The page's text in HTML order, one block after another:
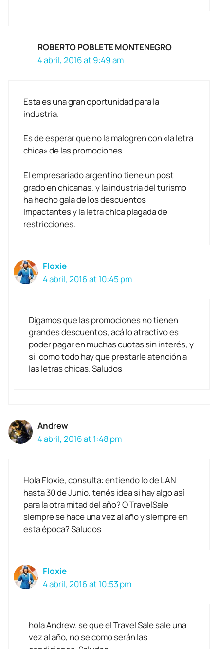
ROBERTO POBLETE MONTENEGRO
4 abril, 2016 at 9:49 am
Esta es una gran oportunidad para la
industria.
Es de esperar que no la malogren con «la letra
chica» de las promociones.
El empresariado argentino tiene un post
grado en chicanas, y la industria del turismo
ha hecho gala de los descuentos
impactantes y la letra chica plagada de
restricciones.
Floxie
4 abril, 2016 at 10:45 pm
Digamos que las promociones no tienen
grandes descuentos, acá lo atractivo es
poder pagar en muchas cuotas sin interés, y
si, como todo hay que prestarle atención a
las letras chicas. Saludos
Andrew
4 abril, 2016 at 1:48 pm
Hola Floxie, consulta: entiendo lo de LAN
hasta 30 de Junio, tenés idea si hay algo así
para la otra mitad del año? O TravelSale
siempre se hace una vez al año y siempre en
esta época? Saludos
Floxie
4 abril, 2016 at 10:53 pm
hola Andrew. se que el Travel Sale sale una
vez al año, no se como serán las